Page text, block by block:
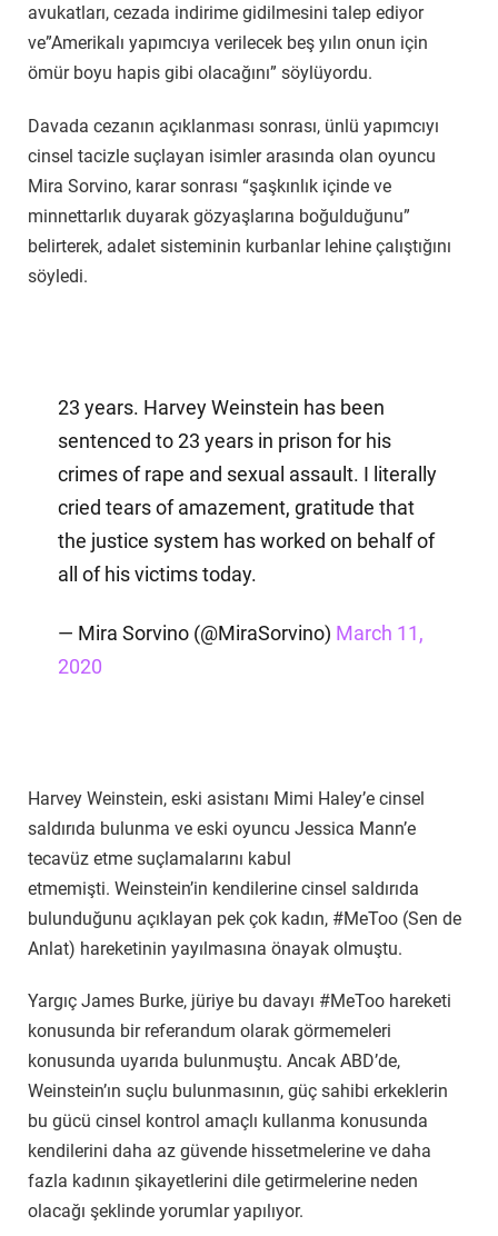
avukatları, cezada indirime gidilmesini talep ediyor
ve”Amerikalı yapımcıya verilecek beş yılın onun için
ömür boyu hapis gibi olacağını” söylüyordu.
Davada cezanın açıklanması sonrası, ünlü yapımcıyı
cinsel tacizle suçlayan isimler arasında olan oyuncu
Mira Sorvino, karar sonrası “şaşkınlık içinde ve
minnettarlık duyarak gözyaşlarına boğulduğunu”
belirterek, adalet sisteminin kurbanlar lehine çalıştığını
söyledi.
23 years. Harvey Weinstein has been
sentenced to 23 years in prison for his
crimes of rape and sexual assault. I literally
cried tears of amazement, gratitude that
the justice system has worked on behalf of
all of his victims today.
— Mira Sorvino (@MiraSorvino) March 11,
2020
Harvey Weinstein, eski asistanı Mimi Haley’e cinsel
saldırıda bulunma ve eski oyuncu Jessica Mann’e
tecavüz etme suçlamalarını kabul
etmemişti. Weinstein’in kendilerine cinsel saldırıda
bulunduğunu açıklayan pek çok kadın, #MeToo (Sen de
Anlat) hareketinin yayılmasına önayak olmuştu.
Yargıç James Burke, jüriye bu davayı #MeToo hareketi
konusunda bir referandum olarak görmemeleri
konusunda uyarıda bulunmuştu. Ancak ABD’de,
Weinstein’ın suçlu bulunmasının, güç sahibi erkeklerin
bu gücü cinsel kontrol amaçlı kullanma konusunda
kendilerini daha az güvende hissetmelerine ve daha
fazla kadının şikayetlerini dile getirmelerine neden
olacağı şeklinde yorumlar yapılıyor.